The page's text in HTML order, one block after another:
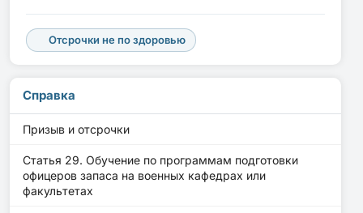
Отсрочки не по здоровью
Справка
Призыв и отсрочки
Статья 29. Обучение по программам подготовки
офицеров запаса на военных кафедрах или
факультетах